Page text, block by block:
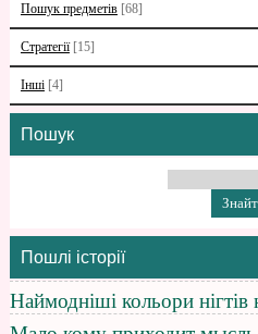
Пошук предметів [68]
Стратегії [15]
Інші [4]
Пошук
Пошлі історії